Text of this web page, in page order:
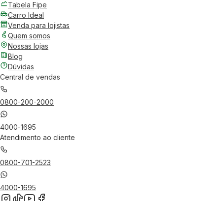
Tabela Fipe
Carro Ideal
Venda para lojistas
Quem somos
Nossas lojas
Blog
Dúvidas
Central de vendas
0800-200-2000
4000-1695
Atendimento ao cliente
0800-701-2523
4000-1695